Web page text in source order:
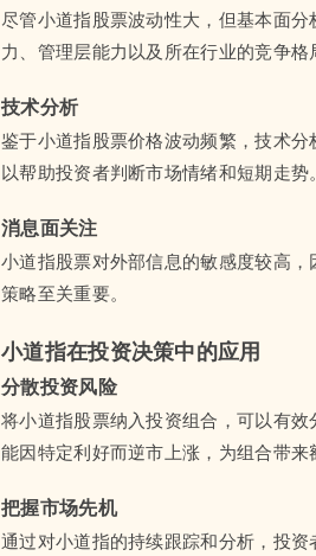
尽管小道指股票波动性大，但基本面
力、管理层能力以及所在行业的竞争格
技术分析
鉴于小道指股票价格波动频繁，技术
以帮助投资者判断市场情绪和短期走势。
消息面关注
小道指股票对外部信息的敏感度较高
策略至关重要。
小道指在投资决策中的应用
分散投资风险
将小道指股票纳入投资组合，可以有
能因特定利好而逆市上涨，为组合带来
把握市场先机
通过对小道指的持续跟踪和分析，投